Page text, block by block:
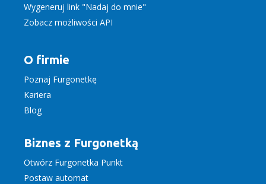
Wygeneruj link "Nadaj do mnie"
Zobacz możliwości API
O firmie
Poznaj Furgonetkę
Kariera
Blog
Biznes z Furgonetką
Otwórz Furgonetka Punkt
Postaw automat